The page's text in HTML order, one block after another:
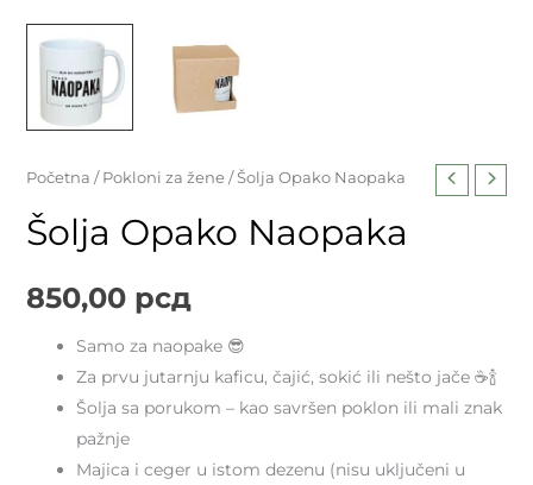
Početna / Pokloni za žene/ Šolja Opako Naopaka
Šolja Opako Naopaka
850,00 рсд
Samo za naopake 😎
Za prvu jutarnju kaficu, čajić, sokić ili nešto jače ☕🍾
Šolja sa porukom – kao savršen poklon ili mali znak
pažnje
Majica i ceger u istom dezenu (nisu uključeni u